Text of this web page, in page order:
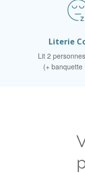
Literie
Lit 2
(+ banquette